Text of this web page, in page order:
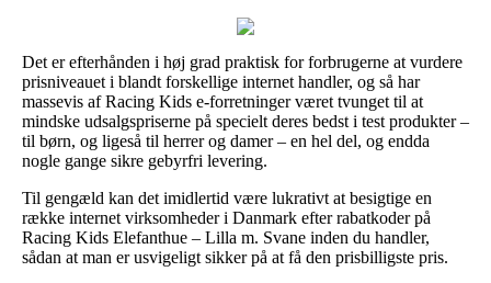
Det er efterhånden i høj grad praktisk for forbrugerne at vurdere
prisniveauet i blandt forskellige internet handler, og så har
massevis af Racing Kids e-forretninger været tvunget til at
mindske udsalgspriserne på specielt deres bedst i test produkter –
til børn, og ligeså til herrer og damer – en hel del, og endda
nogle gange sikre gebyrfri levering.
Til gengæld kan det imidlertid være lukrativt at besigtige en
række internet virksomheder i Danmark efter rabatkoder på
Racing Kids Elefanthue – Lilla m. Svane inden du handler,
sådan at man er usvigeligt sikker på at få den prisbilligste pris.